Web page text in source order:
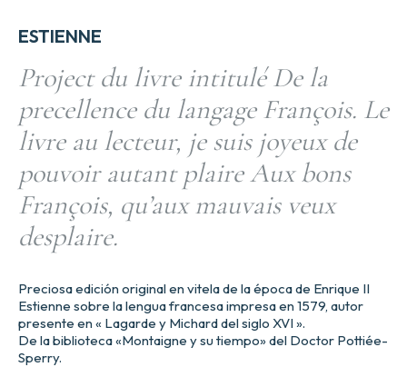
ESTIENNE
Project du livre intitulé De la
precellence du langage François. Le
livre au lecteur, je suis joyeux de
pouvoir autant plaire Aux bons
François, qu’aux mauvais veux
desplaire.
Preciosa edición original en vitela de la época de Enrique II
Estienne sobre la lengua francesa impresa en 1579, autor
presente en « Lagarde y Michard del siglo XVI ».
De la biblioteca «Montaigne y su tiempo» del Doctor Pottiée-
Sperry.